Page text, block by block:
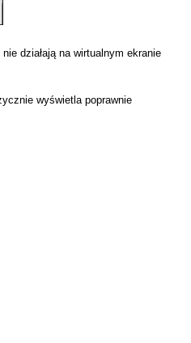
działają na wirtualnym ekranie
wyświetla poprawnie